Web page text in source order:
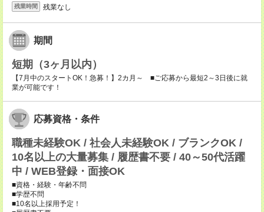
残業時間 残業なし
期間
短期（3ヶ月以内）
【7月中のスタートOK！急募！】2カ月～ ■ご応募から最短2～3日後に就
業が可能です！
応募資格・条件
職種未経験OK / 社会人未経験OK / ブランクOK /
10名以上の大量募集 / 履歴書不要 / 40～50代活躍
中 / WEB登録・面接OK
■資格・経験・年齢不問
■学歴不問
■10名以上採用予定！